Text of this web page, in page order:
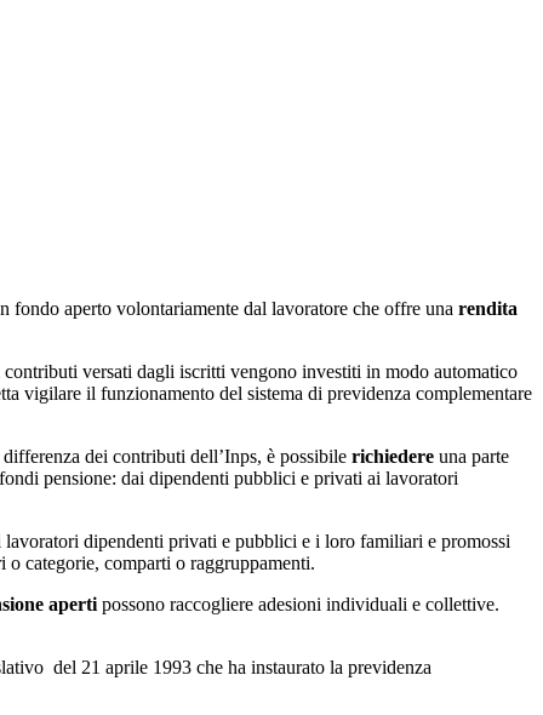
fondo aperto volontariamente dal lavoratore che offre una rendita
versati dagli iscritti vengono investiti in modo automatico
vigilare il funzionamento del sistema di previdenza complementare
dei contributi dell’Inps, è possibile richiedere una parte
pensione: dai dipendenti pubblici e privati ai lavoratori
dipendenti privati e pubblici e i loro familiari e promossi
categorie, comparti o raggruppamenti.
aperti possono raccogliere adesioni individuali e collettive.
del 21 aprile 1993 che ha instaurato la previdenza